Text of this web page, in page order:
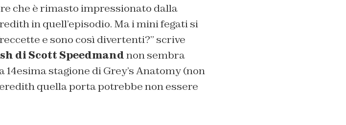
che è rimasto impressionato dalla
in quell’episodio. Ma i mini fegati si
e sono così divertenti?” scrive
di Scott Speedmandnon sembra
stagione di Grey’s Anatomy (non
quella porta potrebbe non essere